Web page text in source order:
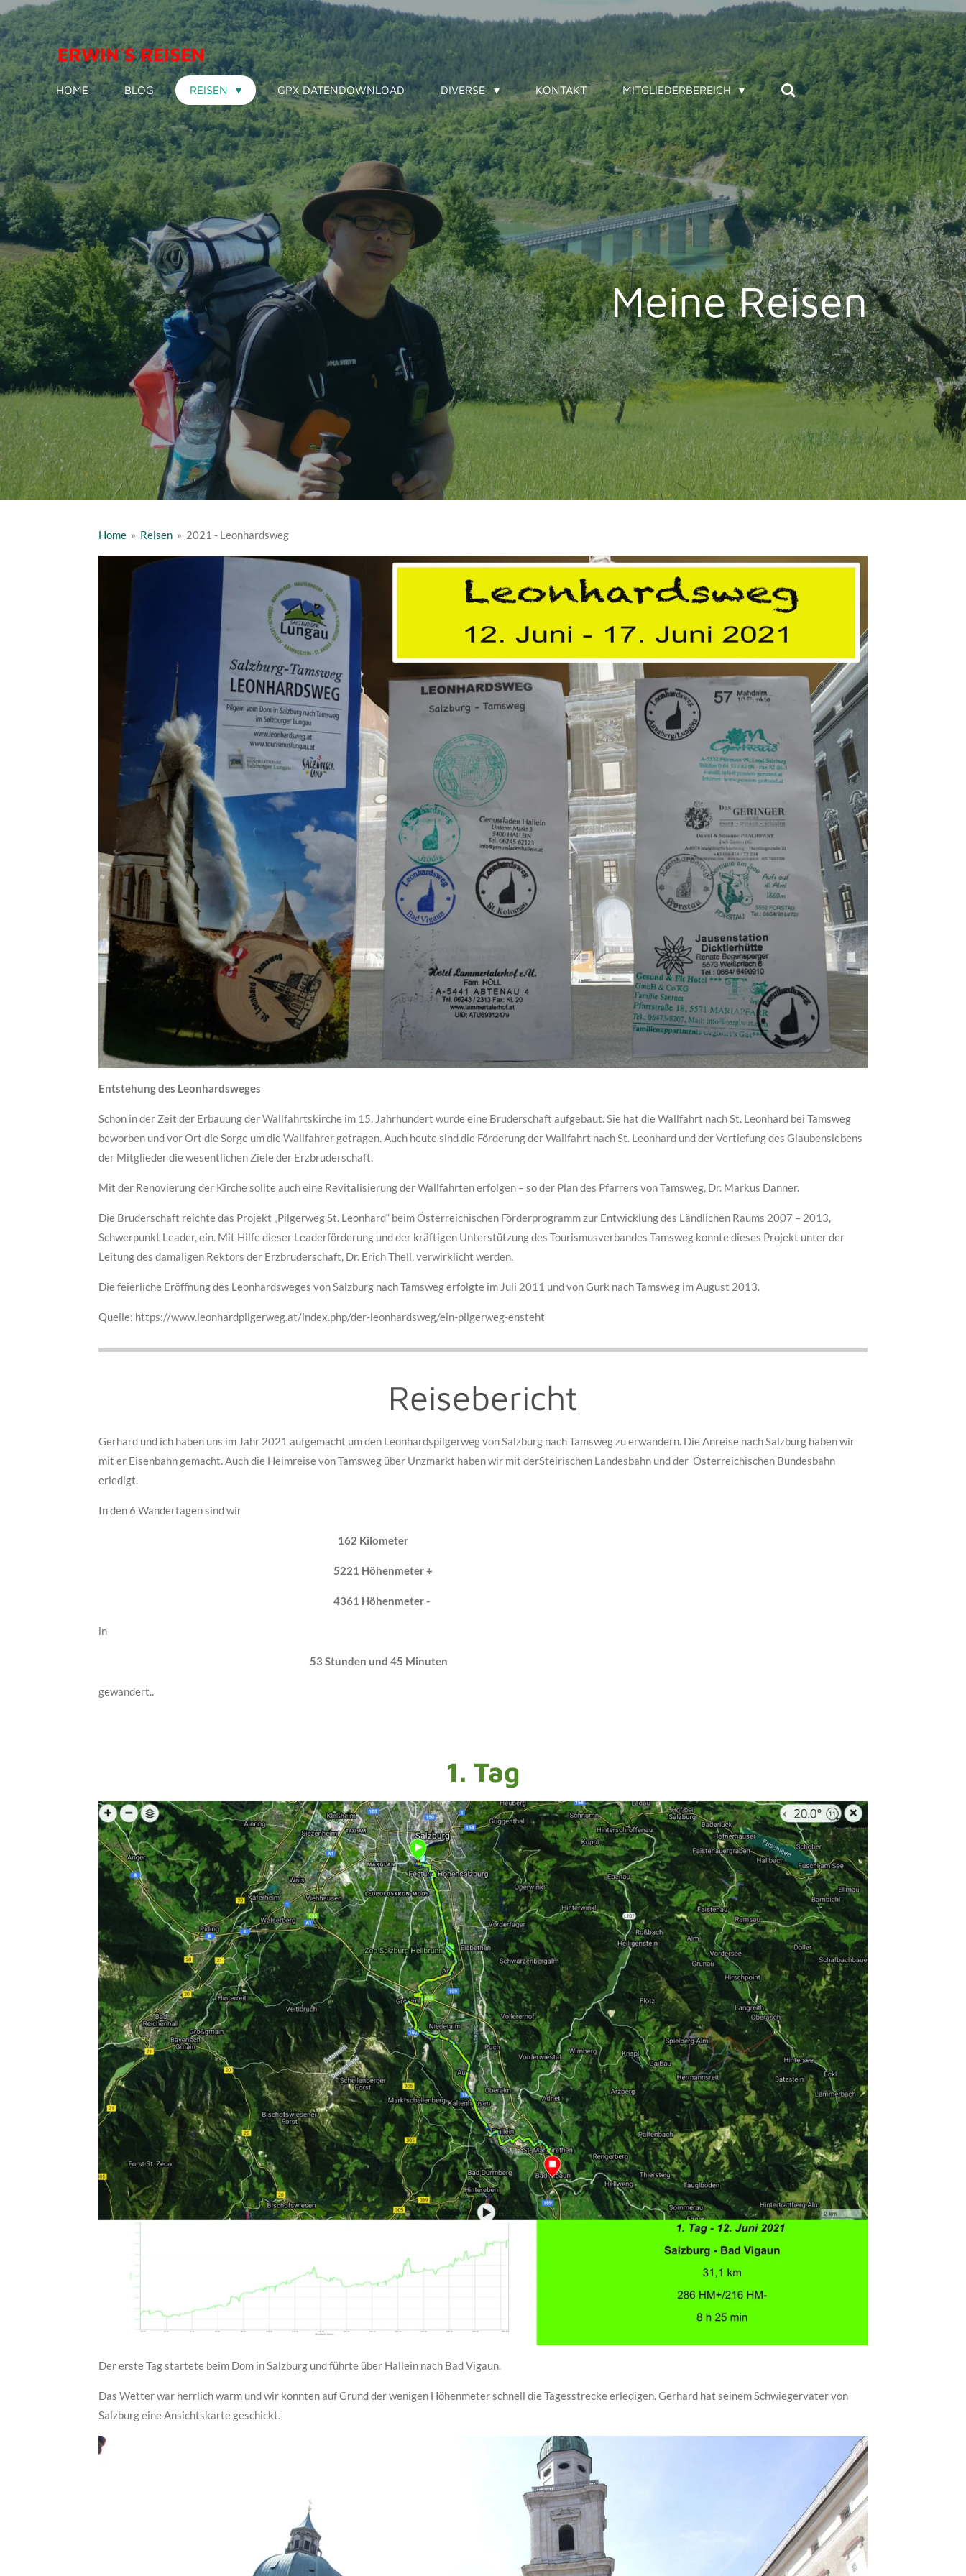
Zum
Hauptinhalt
springen
ERWIN´S REISEN
HOME BLOG REISEN GPX DATENDOWNLOAD DIVERSE KONTAKT MITGLIEDERBEREICH
Meine Reisen
Home » Reisen » 2021 - Leonhardsweg
Entstehung des Leonhardsweges
Schon in der Zeit der Erbauung der Wallfahrtskirche im 15. Jahrhundert wurde eine Bruderschaft aufgebaut. Sie hat die Wallfahrt nach St. Leonhard bei Tamsweg
beworben und vor Ort die Sorge um die Wallfahrer getragen. Auch heute sind die Förderung der Wallfahrt nach St. Leonhard und der Vertiefung des Glaubenslebens
der Mitglieder die wesentlichen Ziele der Erzbruderschaft.
Mit der Renovierung der Kirche sollte auch eine Revitalisierung der Wallfahrten erfolgen – so der Plan des Pfarrers von Tamsweg, Dr. Markus Danner.
Die Bruderschaft reichte das Projekt „Pilgerweg St. Leonhard“ beim Österreichischen Förderprogramm zur Entwicklung des Ländlichen Raums 2007 – 2013,
Schwerpunkt Leader, ein. Mit Hilfe dieser Leaderförderung und der kräftigen Unterstützung des Tourismusverbandes Tamsweg konnte dieses Projekt unter der
Leitung des damaligen Rektors der Erzbruderschaft, Dr. Erich Thell, verwirklicht werden.
Die feierliche Eröffnung des Leonhardsweges von Salzburg nach Tamsweg erfolgte im Juli 2011 und von Gurk nach Tamsweg im August 2013.
Quelle: https://www.leonhardpilgerweg.at/index.php/der-leonhardsweg/ein-pilgerweg-ensteht
Reisebericht
Gerhard und ich haben uns im Jahr 2021 aufgemacht um den Leonhardspilgerweg von Salzburg nach Tamsweg zu erwandern. Die Anreise nach Salzburg haben wir
mit er Eisenbahn gemacht. Auch die Heimreise von Tamsweg über Unzmarkt haben wir mit derSteirischen Landesbahn und der Österreichischen Bundesbahn
erledigt.
In den 6 Wandertagen sind wir
162 Kilometer
5221 Höhenmeter +
4361 Höhenmeter -
in
53 Stunden und 45 Minuten
gewandert..
1. Tag
Der erste Tag startete beim Dom in Salzburg und führte über Hallein nach Bad Vigaun.
Das Wetter war herrlich warm und wir konnten auf Grund der wenigen Höhenmeter schnell die Tagesstrecke erledigen. Gerhard hat seinem Schwiegervater von
Salzburg eine Ansichtskarte geschickt.